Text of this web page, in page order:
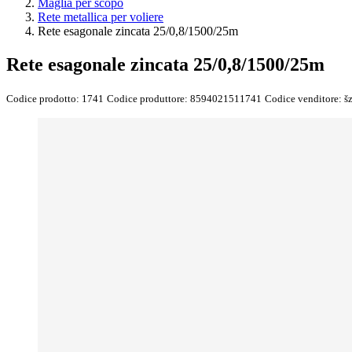
Maglia per scopo
Rete metallica per voliere
Rete esagonale zincata 25/0,8/1500/25m
Rete esagonale zincata 25/0,8/1500/25m
Codice prodotto: 1741 Codice produttore: 8594021511741 Codice venditore: